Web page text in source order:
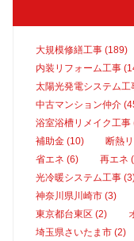
大規模修繕工事 (189)
内装リフォーム工事
太陽光発電システム工
中古マンション仲介
浴室浴槽リメイク工事
補助金 (10)
断熱
省エネ (6)
再エネ
光冷暖システム工事
神奈川県川崎市 (3)
東京都台東区 (2)
埼玉県さいたま市 (2)